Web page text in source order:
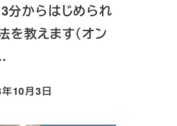
からはじめられ
を教えます（オン
10月3日